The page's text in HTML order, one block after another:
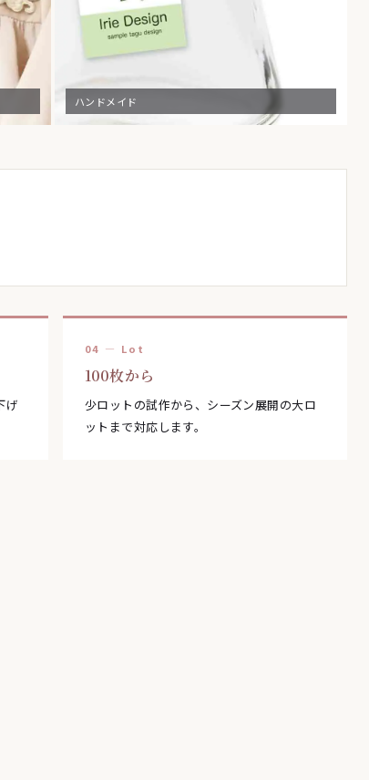
ハンドメイド
げ
04 — Lot
100枚から
少ロットの試作から、シーズン展開の大ロ
ットまで対応します。